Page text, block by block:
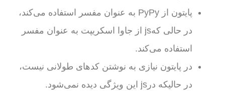
پایتون از PyPy به عنوان مفسر استفاده می‌کند،
در حالی کهjs از جاوا اسکریپت به عنوان مفسر
استفاده می‌کند.
در پایتون نیازی به نوشتن کدهای طولانی نیست،
در حالیکه درjs این ویژگی دیده نمی‌شود.